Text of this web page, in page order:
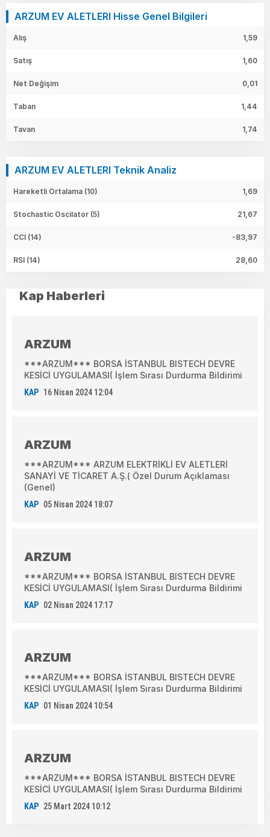
ARZUM EV ALETLERI Hisse Genel Bilgileri
Alış 1,59
Satış 1,60
Net Değişim 0,01
Taban 1,44
Tavan 1,74
ARZUM EV ALETLERI Teknik Analiz
Hareketli Ortalama (10) 1,69
Stochastic Oscilator (5) 21,67
CCI (14) -83,97
RSI (14) 28,60
Kap Haberleri
ARZUM
***ARZUM*** BORSA İSTANBUL BISTECH DEVRE
KESİCİ UYGULAMASI( İşlem Sırası Durdurma Bildirimi
KAP 16 Nisan 2024 12:04
ARZUM
***ARZUM*** ARZUM ELEKTRİKLİ EV ALETLERİ
SANAYİ VE TİCARET A.Ş.( Özel Durum Açıklaması
(Genel)
KAP 05 Nisan 2024 18:07
ARZUM
***ARZUM*** BORSA İSTANBUL BISTECH DEVRE
KESİCİ UYGULAMASI( İşlem Sırası Durdurma Bildirimi
KAP 02 Nisan 2024 17:17
ARZUM
***ARZUM*** BORSA İSTANBUL BISTECH DEVRE
KESİCİ UYGULAMASI( İşlem Sırası Durdurma Bildirimi
KAP 01 Nisan 2024 10:54
ARZUM
***ARZUM*** BORSA İSTANBUL BISTECH DEVRE
KESİCİ UYGULAMASI( İşlem Sırası Durdurma Bildirimi
KAP 25 Mart 2024 10:12